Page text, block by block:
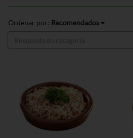
Ordenar por: Recomendados